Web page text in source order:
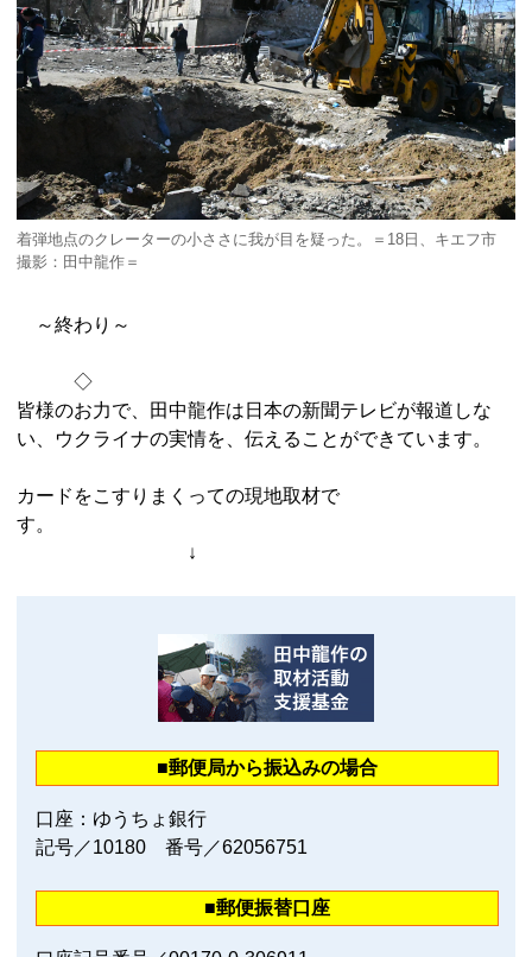
着弾地点のクレーターの小ささに我が目を疑った。＝18日、キエフ市
撮影：田中龍作＝
～終わり～
◇
皆様のお力で、田中龍作は日本の新聞テレビが報道しな
い、ウクライナの実情を、伝えることができています。
カードをこすりまくっての現地取材で
す。
↓
■郵便局から振込みの場合
口座：ゆうちょ銀行
記号／10180 番号／62056751
■郵便振替口座